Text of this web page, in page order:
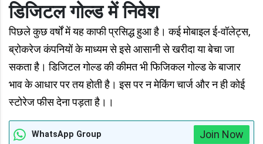
डिजिटल गोल्ड में निवेश
पिछले कुछ वर्षों में यह काफी प्रसिद्ध हुआ है। कई मोबाइल ई-वॉलेट्स,
ब्रोकरेज कंपनियों के माध्यम से इसे आसानी से खरीदा या बेचा जा
सकता है। डिजिटल गोल्ड की कीमत भी फिजिकल गोल्ड के बाजार
भाव के आधार पर तय होती है। इस पर न मेकिंग चार्ज और न ही कोई
स्टोरेज फीस देना पड़ता है।।
WhatsApp Group Join Now